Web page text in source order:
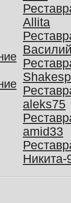
Allita
aleks75
amid33
Никита-